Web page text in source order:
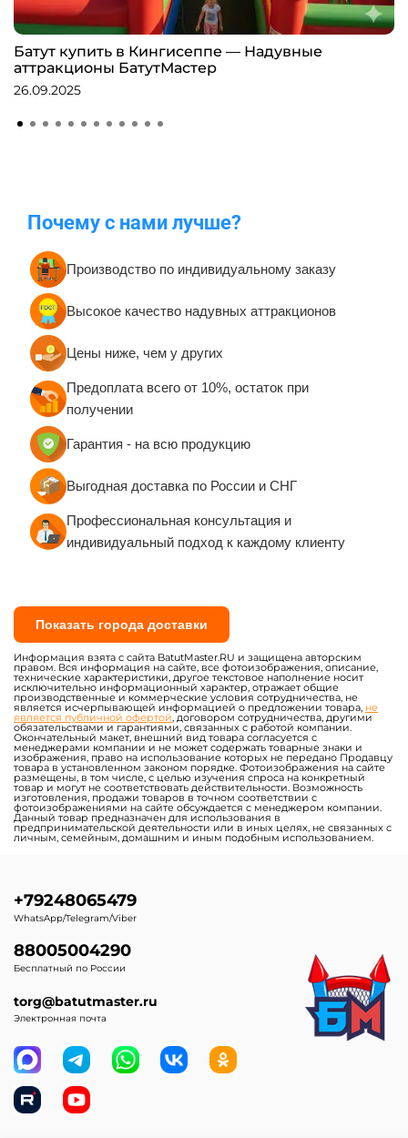
Батут купить в Кингисеппе — Надувные
аттракционы БатутМастер
26.09.2025
Почему с нами лучше?
Производство по индивидуальному заказу
Высокое качество надувных аттракционов
Цены ниже, чем у других
Предоплата всего от 10%, остаток при
получении
Гарантия - на всю продукцию
Выгодная доставка по России и СНГ
Профессиональная консультация и
индивидуальный подход к каждому клиенту
Показать города доставки
Информация взята с сайта BatutMaster.RU и защищена авторским
правом. Вся информация на сайте, все фотоизображения, описание,
технические характеристики, другое текстовое наполнение носит
исключительно информационный характер, отражает общие
производственные и коммерческие условия сотрудничества, не
является исчерпывающей информацией о предложении товара, не
является публичной офертой, договором сотрудничества, другими
обязательствами и гарантиями, связанных с работой компании.
Окончательный макет, внешний вид товара согласуется с
менеджерами компании и не может содержать товарные знаки и
изображения, право на использование которых не передано Продавцу
товара в установленном законом порядке. Фотоизображения на сайте
размещены, в том числе, с целью изучения спроса на конкретный
товар и могут не соответствовать действительности. Возможность
изготовления, продажи товаров в точном соответствии с
фотоизображениями на сайте обсуждается с менеджером компании.
Данный товар предназначен для использования в
предпринимательской деятельности или в иных целях, не связанных с
личным, семейным, домашним и иным подобным использованием.
+79248065479
WhatsApp/Telegram/Viber
88005004290
Бесплатный по России
torg@batutmaster.ru
Электронная почта